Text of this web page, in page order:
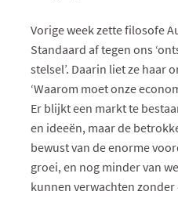
Vorige week zette filosofe
Standaard af tegen ons
stelsel’. Daarin liet ze haar
‘Waarom moet onze
Er blijkt een markt te
en ideeën, maar de
bewust van de enorme
groei, en nog minder van
kunnen verwachten